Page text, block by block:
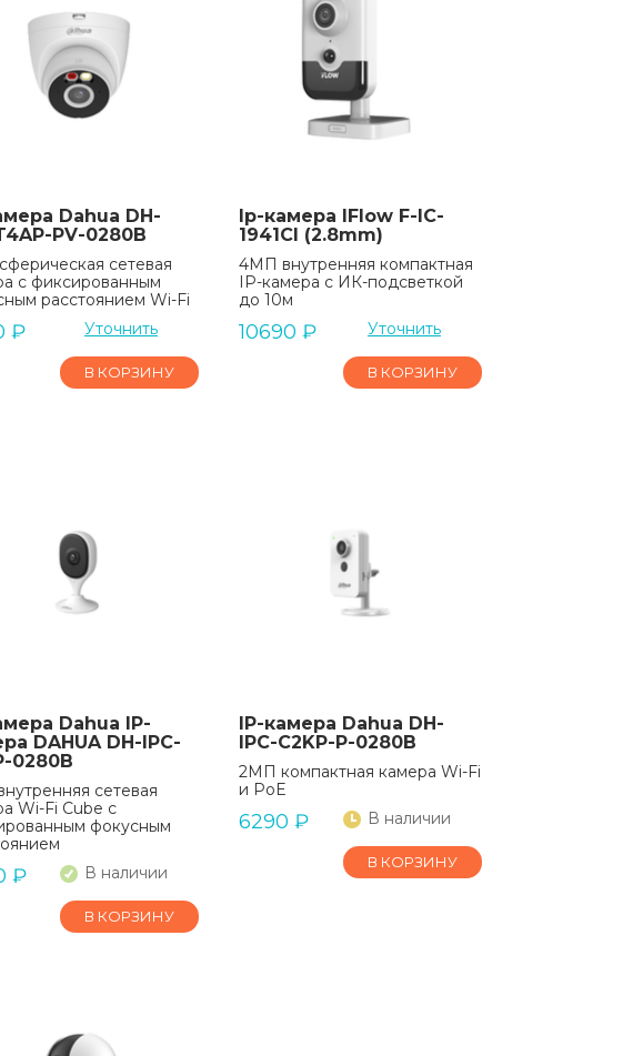
Dahua DH-
PV-0280B
сетевая
с фиксированным
расстоянием Wi-Fi
₽ Уточнить
В КОРЗИНУ
Ip-камера IFlow F-IC-
1941CI (2.8mm)
4МП внутренняя компактная
IP-камера c ИК-подсветкой
до 10м
10690 ₽ Уточнить
В КОРЗИНУ
Dahua IP-
DAHUA DH-IPC-
0280B
сетевая
Wi-Fi Cube с
фокусным
₽ В наличии
В КОРЗИНУ
IP-камера Dahua DH-
IPC-C2KP-P-0280B
2МП компактная камера Wi-Fi
и PoE
6290 ₽ В наличии
В КОРЗИНУ